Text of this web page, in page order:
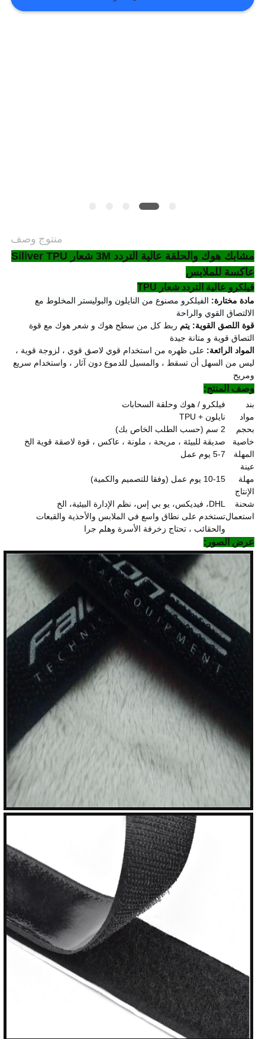
VR
منتوج وصف
مشابك هوك والحلقة عالية التردد 3M شعار Siliver TPU
عاكسة للملابس
فيلكرو عالية التردد شعار TPU
مادة مختارة: الفيلكرو مصنوع من النايلون والبوليستر المخلوط مع
الالتصاق القوي والراحة
قوة اللصق القوية: يتم ربط كل من سطح هوك و شعر هوك مع قوة
التصاق قوية و متانة جيدة
المواد الرائعة: على ظهره من استخدام قوي لاصق قوي ، لزوجة قوية ،
ليس من السهل أن تسقط ، والمسيل للدموع دون آثار ، واستخدام سريع
ومريح
وصف المنتج:
بند
فيلكرو / هوك وحلقة السحابات
مواد
نايلون + TPU
بحجم
2 سم (حسب الطلب الخاص بك)
خاصية
صديقة للبيئة ، مريحة ، ملونة ، عاكس ، قوة لاصقة قوية الخ
المهلة
عينة
5-7 يوم عمل
مهلة
الإنتاج
10-15 يوم عمل (وفقا للتصميم والكمية)
شحنة
DHL، فيديكس، يو بي إس، نظم الإدارة البيئية، الخ
استعمالتستخدم على نطاق واسع في الملابس والأحذية والقبعات
والحقائب ، تحتاج زخرفة الأسرة وهلم جرا
عرض الصور: